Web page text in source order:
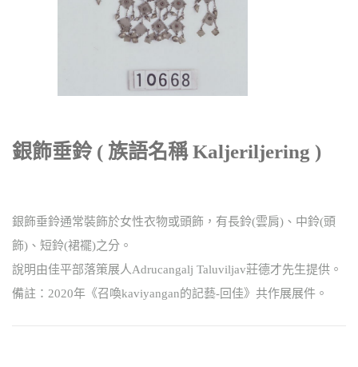
銀飾垂鈴 ( 族語名稱 Kaljeriljering )
銀飾垂鈴通常裝飾於女性衣物或頭飾，有長鈴(雲肩)、中鈴(頭
飾)、短鈴(裙襬)之分。
說明由佳平部落策展人Adrucangalj Taluviljav莊德才先生提供。
備註：2020年《召喚kaviyangan的記藝-回佳》共作展展件。